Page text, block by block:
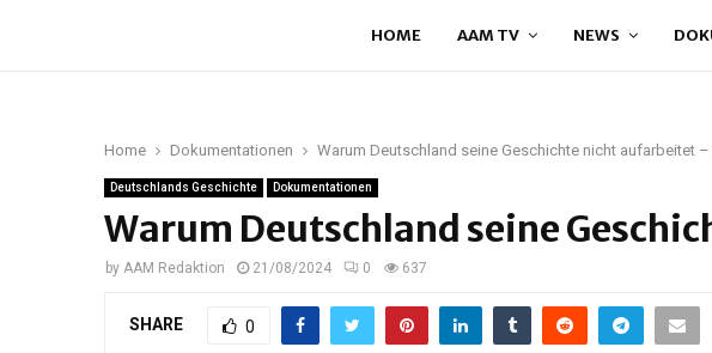
HOME AAM TV NEWS
Home Dokumentationen Warum Deutschland seine Geschichte nicht aufarbeitet –
Deutschlands Geschichte Dokumentationen
Warum Deutschland seine
by AAM Redaktion 21/08/2024 0 637
SHARE 0